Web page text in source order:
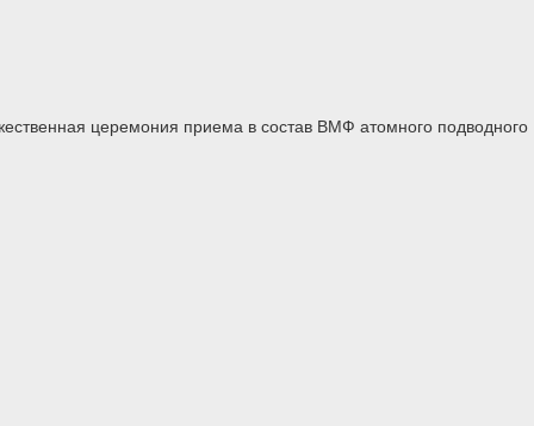
церемония приема в состав ВМФ атомного подводного